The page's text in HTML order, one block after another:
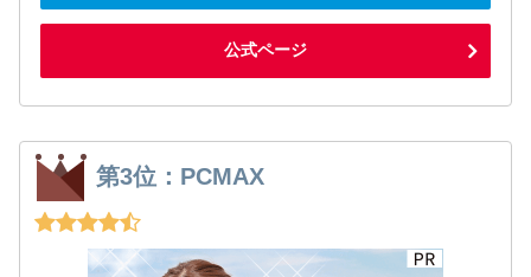
公式ページ
第3位：PCMAX